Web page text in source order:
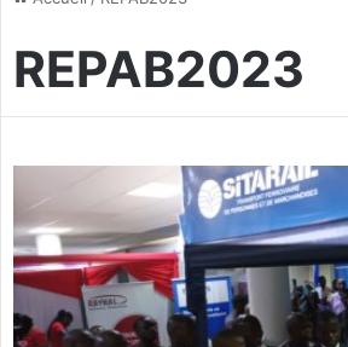
REPAB2023